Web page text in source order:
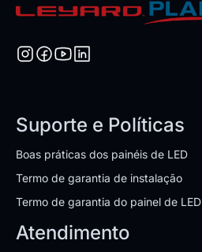
Suporte e Políticas
Boas práticas dos painéis de LED
Termo de garantia de instalação
Termo de garantia do painel de LED
Atendimento